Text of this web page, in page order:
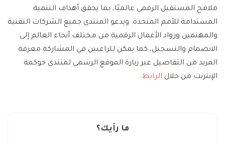
ملامح المستقبل الرقمي عالميًا، بما يحقق أهداف التنمية
المستدامة للأمم المتحدة. ويدعو المنتدى جميع الشركات التقنية
والمهتمين ورواد الأعمال الرقمية من مختلف أنحاء العالم إلى
الانضمام والتسجيل، كما يمكن للراغبين في المشاركة معرفة
المزيد من التفاصيل عبر زيارة الموقع الرسمي لمنتدى حوكمة
الإنترنت من خلال الرابط .
ما رأيك؟